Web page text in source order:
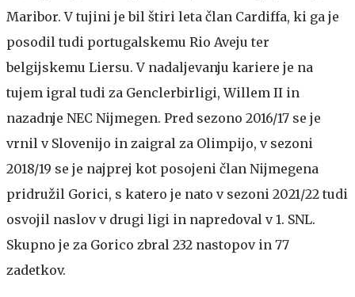
Maribor. V tujini je bil štiri leta član Cardiffa, ki ga je
posodil tudi portugalskemu Rio Aveju ter
belgijskemu Liersu. V nadaljevanju kariere je na
tujem igral tudi za Genclerbirligi, Willem II in
nazadnje NEC Nijmegen. Pred sezono 2016/17 se je
vrnil v Slovenijo in zaigral za Olimpijo, v sezoni
2018/19 se je najprej kot posojeni član Nijmegena
pridružil Gorici, s katero je nato v sezoni 2021/22 tudi
osvojil naslov v drugi ligi in napredoval v 1. SNL.
Skupno je za Gorico zbral 232 nastopov in 77
zadetkov.